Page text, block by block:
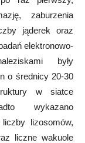
zaburzenia
jąderek oraz
elektronowo-
były
o średnicy 20-30
w siatce
wykazano
lizosomów,
liczne wakuole